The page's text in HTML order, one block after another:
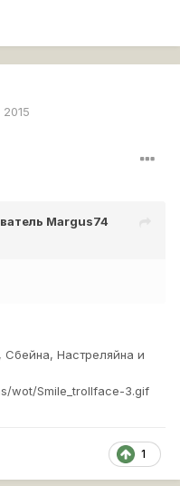
Margus74
Сбейна, Настреляйна и
wot/Smile_trollface-3.gif
1